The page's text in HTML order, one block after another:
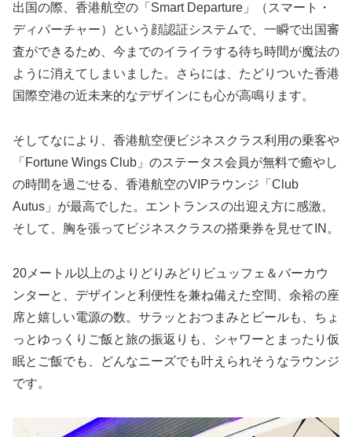
出国の際、香港航空の「Smart Departure」（スマート・
ディパーチャー）という顔認証システムで、一瞬で出国審
査ができるため、今までのイライラする待ち時間が魔法の
ように消えてしまいました。さらには、たどりついた香港
国際空港の近未来的なデザインにも心が高鳴ります。
そしてなにより、香港航空便ビジネスクラス利用の乗客や
「Fortune Wings Club」のステータス会員が無料で癒やし
の時間を過ごせる、香港航空のVIPラウンジ「Club
Autus」が最高でした。エントランスの出迎え方に感激。
そして、胸を張ってビジネスクラスの搭乗券を見せてIN。
20メートル以上のよりどりみどりビュッフェ＆バーカウ
ンターと、デザインと利便性を兼ね備えた空間、余裕の座
席と嬉しい電源の数。サラッとおつまみとビールも、ちょ
っとゆっくりご飯と旅の振返りも、シャワーとまったり仮
眠とご飯でも、どんなニーズでも叶えられそうなラウンジ
です。